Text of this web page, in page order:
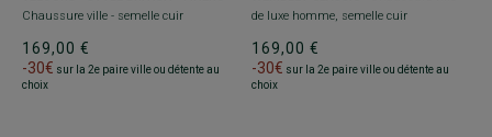
Chaussure ville - semelle cuir
169,00 €
-30€ sur la 2e paire ville ou détente au
choix
de luxe homme, semelle cuir
169,00 €
-30€ sur la 2e paire ville ou détente au
choix